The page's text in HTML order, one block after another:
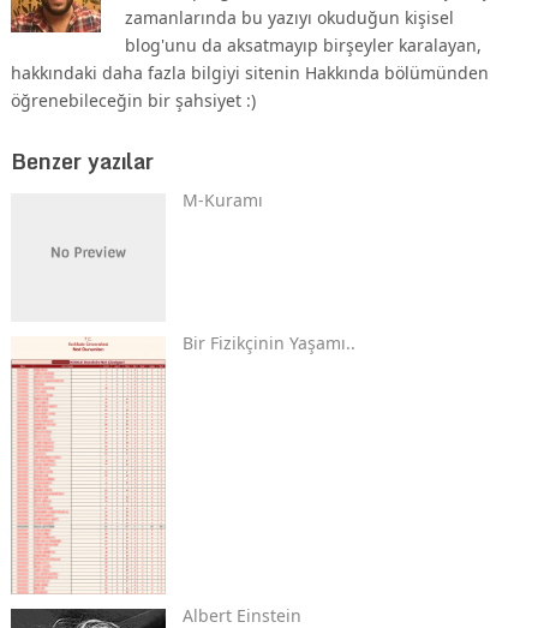
zamanlarında bu yazıyı okuduğun kişisel
blog'unu da aksatmayıp birşeyler karalayan,
hakkındaki daha fazla bilgiyi sitenin Hakkında bölümünden
öğrenebileceğin bir şahsiyet :)
Benzer yazılar
M-Kuramı
Bir Fizikçinin Yaşamı..
Albert Einstein